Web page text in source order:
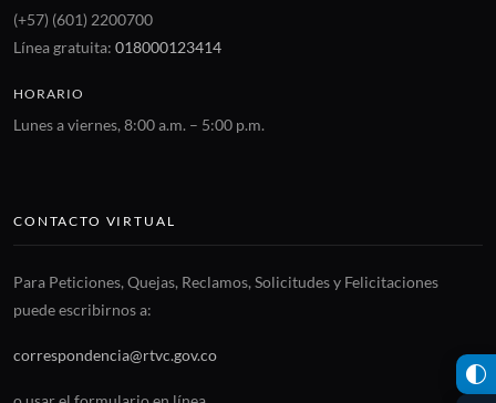
(+57) (601) 2200700
Línea gratuita: 018000123414
HORARIO
Lunes a viernes, 8:00 a.m. – 5:00 p.m.
CONTACTO VIRTUAL
Para Peticiones, Quejas, Reclamos, Solicitudes y Felicitaciones
puede escribirnos a:
correspondencia@rtvc.gov.co